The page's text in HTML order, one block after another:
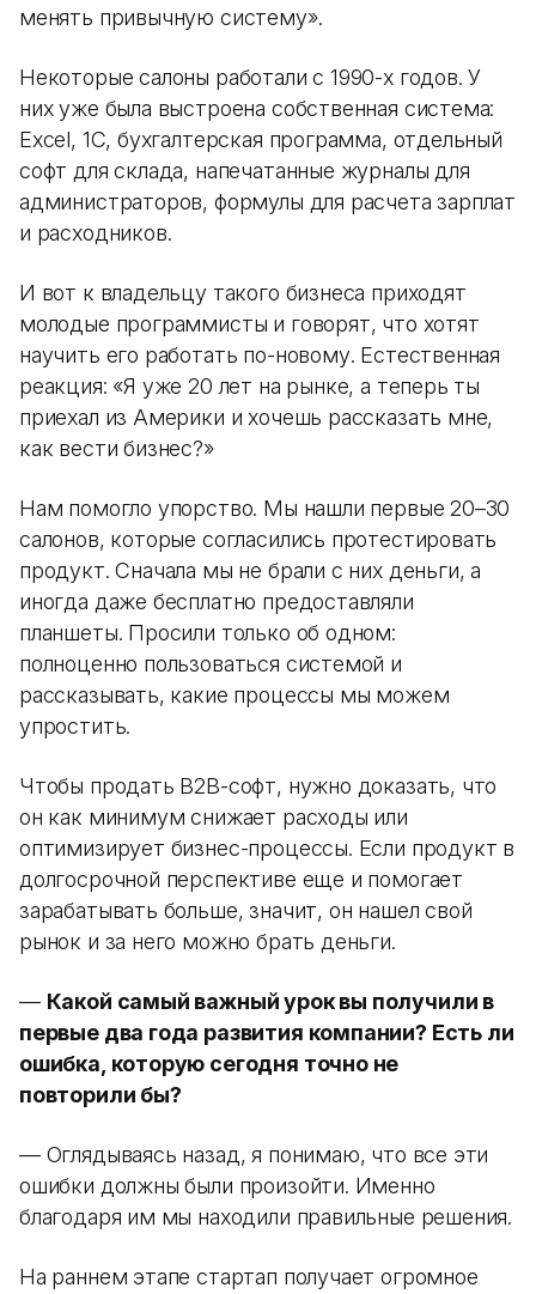
менять привычную систему».
Некоторые салоны работали с 1990-х годов. У
них уже была выстроена собственная система:
Excel, 1С, бухгалтерская программа, отдельный
софт для склада, напечатанные журналы для
администраторов, формулы для расчета зарплат
и расходников.
И вот к владельцу такого бизнеса приходят
молодые программисты и говорят, что хотят
научить его работать по-новому. Естественная
реакция: «Я уже 20 лет на рынке, а теперь ты
приехал из Америки и хочешь рассказать мне,
как вести бизнес?»
Нам помогло упорство. Мы нашли первые 20–30
салонов, которые согласились протестировать
продукт. Сначала мы не брали с них деньги, а
иногда даже бесплатно предоставляли
планшеты. Просили только об одном:
полноценно пользоваться системой и
рассказывать, какие процессы мы можем
упростить.
Чтобы продать B2B-софт, нужно доказать, что
он как минимум снижает расходы или
оптимизирует бизнес-процессы. Если продукт в
долгосрочной перспективе еще и помогает
зарабатывать больше, значит, он нашел свой
рынок и за него можно брать деньги.
— Какой самый важный урок вы получили в
первые два года развития компании? Есть ли
ошибка, которую сегодня точно не
повторили бы?
— Оглядываясь назад, я понимаю, что все эти
ошибки должны были произойти. Именно
благодаря им мы находили правильные решения.
На раннем этапе стартап получает огромное